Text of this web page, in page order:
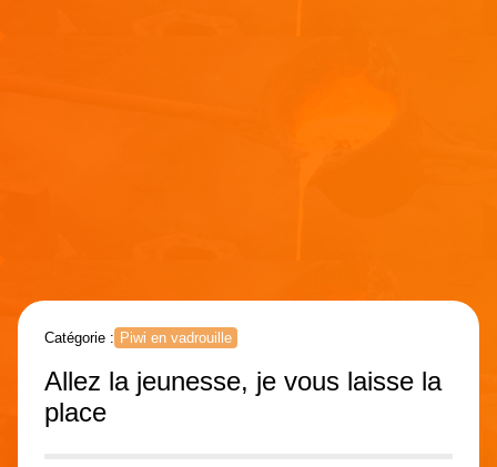
Catégorie : Piwi en vadrouille
Allez la jeunesse, je vous laisse la
place